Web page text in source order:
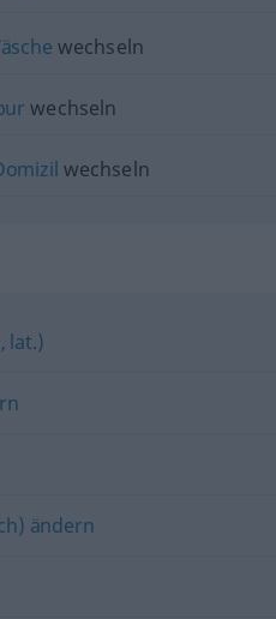
wechseln
wechseln
wechseln
lat.)
ändern